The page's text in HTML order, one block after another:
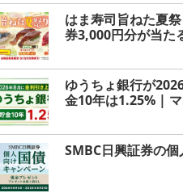
はま寿司旨ねた夏
券3,000円分が当た
ゆうちょ銀行が
金10年は1.25% |
SMBC日興証券の